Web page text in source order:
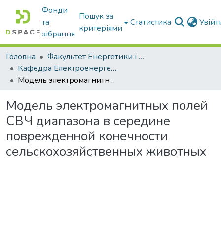
Фонди
та
зібрання
Пошук за
критеріями
Статистика
Головна
Факультет Енергетики і комп'ютерних технологій
Кафедра Електроенергетики і електротехнологій
Модель электромагнитных полей СВЧ диапазона в середине поврежденной конечности сельскохозяйственных животных
Модель электромагнитных полей
СВЧ диапазона в середине
поврежденной конечности
сельскохозяйственных животных